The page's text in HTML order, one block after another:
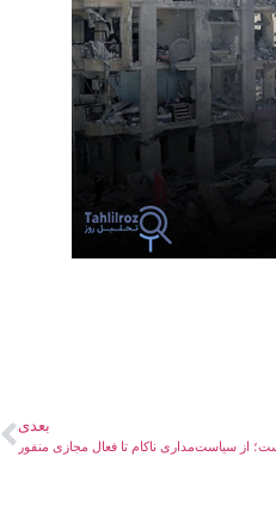
بعدی
از سیاست‌مداری ناکام تا فعال مجازی منفور